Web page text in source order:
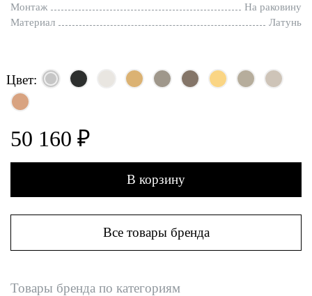
Монтаж
На раковину
Материал
Латунь
Цвет:
50 160 ₽
В корзину
Все товары бренда
Товары бренда по категориям